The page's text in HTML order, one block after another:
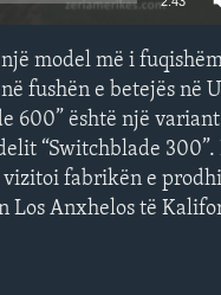
model më i
fushën e betejës në
600” është një
“Switchblade
fabrikën e
Los Anxhelos të